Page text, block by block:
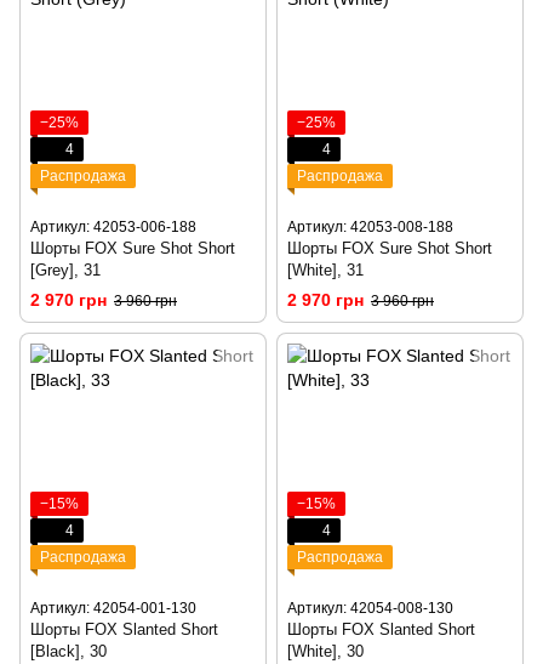
−25%
4
Распродажа
Артикул: 42053-006-188
Шорты FOX Sure Shot Short
[Grey], 31
2 970 грн 3 960 грн
−25%
4
Распродажа
Артикул: 42053-008-188
Шорты FOX Sure Shot Short
[White], 31
2 970 грн 3 960 грн
−15%
4
Распродажа
Артикул: 42054-001-130
Шорты FOX Slanted Short
[Black], 30
−15%
4
Распродажа
Артикул: 42054-008-130
Шорты FOX Slanted Short
[White], 30